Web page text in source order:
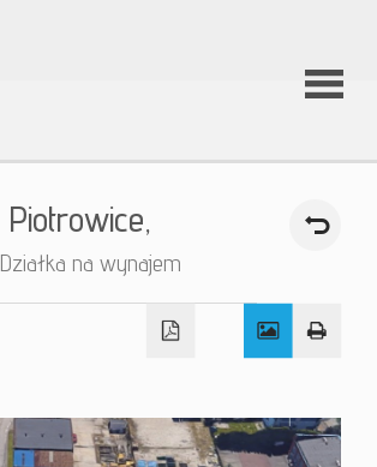
O firmie
Oferty
Piotrowice,
Działka na wynajem